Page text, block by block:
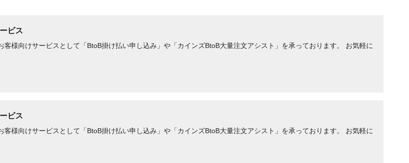
ビス
客様向けサービスとして「BtoB掛け払い申し込み」や「カインズBtoB大量注文アシスト」を承っております。 お気軽に
ビス
客様向けサービスとして「BtoB掛け払い申し込み」や「カインズBtoB大量注文アシスト」を承っております。 お気軽に